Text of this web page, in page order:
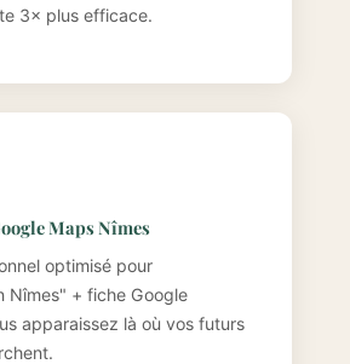
3× plus efficace.
Maps Nîmes
optimisé pour
Nîmes" + fiche Google
apparaissez là où vos futurs